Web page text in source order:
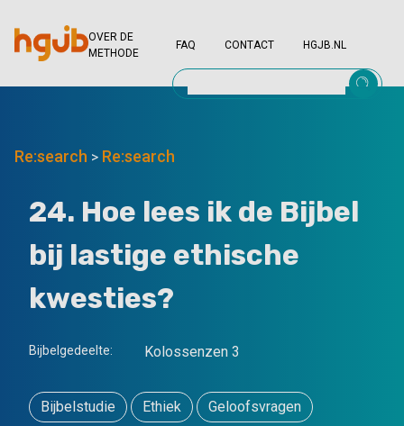
OVER DE
METHODE
FAQ CONTACT HGJB.NL
Re:search > Re:search
24. Hoe lees ik de Bijbel
bij lastige ethische
kwesties?
Bijbelgedeelte: Kolossenzen 3
Bijbelstudie Ethiek Geloofsvragen